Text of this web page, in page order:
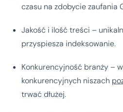
czasu na zdobycie zaufania
Jakość i ilość treści –
przyspiesza indeksowanie.
Konkurencyjność branży –
konkurencyjnych niszach
trwać dłużej.